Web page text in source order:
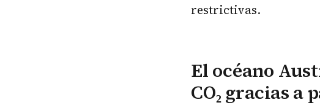
restrictivas.
El océano
CO₂ gracias